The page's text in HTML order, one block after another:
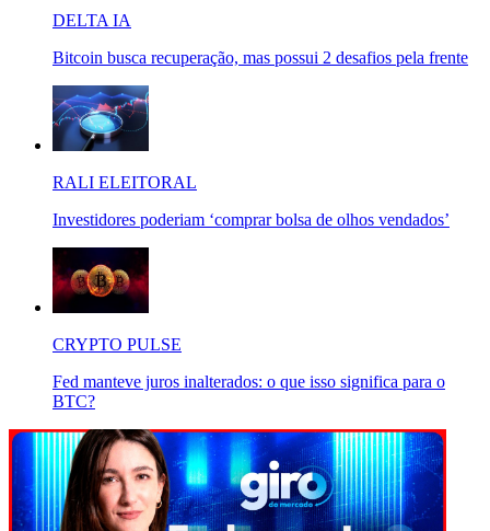
DELTA IA
Bitcoin busca recuperação, mas possui 2 desafios pela frente
RALI ELEITORAL
Investidores poderiam ‘comprar bolsa de olhos vendados’
CRYPTO PULSE
Fed manteve juros inalterados: o que isso significa para o
BTC?